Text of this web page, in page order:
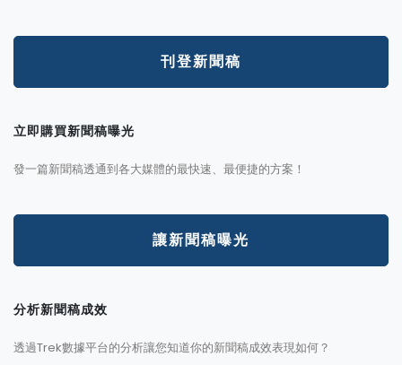
刊登新聞稿
立即購買新聞稿曝光
發一篇新聞稿透通到各大媒體的最快速、最便捷的方案！
讓新聞稿曝光
分析新聞稿成效
透過Trek數據平台的分析讓您知道你的新聞稿成效表現如何？